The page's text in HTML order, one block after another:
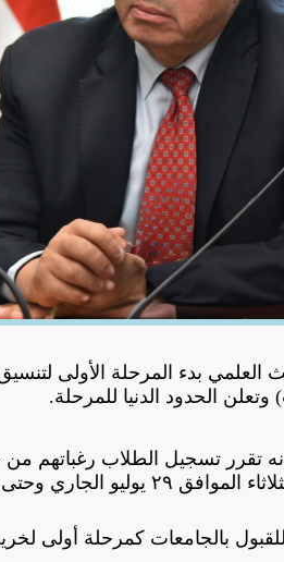
العلمي بدء المرحلة الأولى
الحدود الدنيا للمرحلة.
تقرر تسجيل الطلاب رغباتهم
بالجامعات كمرحلة أولى